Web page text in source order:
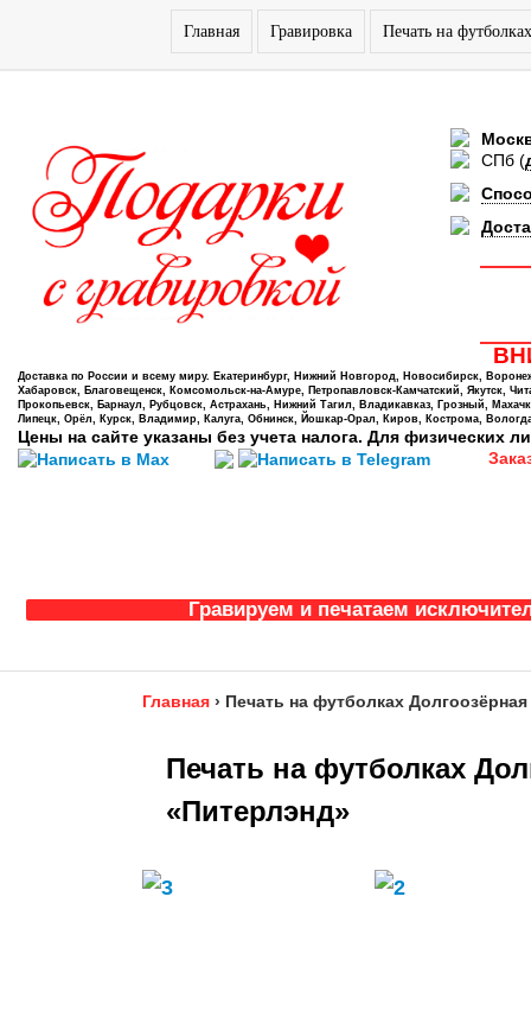
Главная Гравировка Печать на футболках
СПб (
Доставка по России и всему миру. Екатеринбург, Нижний Новгород, Новосибирск,
Хабаровск, Благовещенск, Комсомольск-на-Амуре, Петропавловск-Камчатский, Якутск,
Прокопьевск, Барнаул, Рубцовск, Астрахань, Нижний Тагил, Владикавказ, Грозный,
Липецк, Орёл, Курск, Владимир, Калуга, Обнинск, Йошкар-Орал, Киров, Кострома,
Цены на сайте указаны без учета налога. Для физических
Гравируем и печатаем
Главная › Печать на футболках
Печать на футболках
«Питерлэнд»